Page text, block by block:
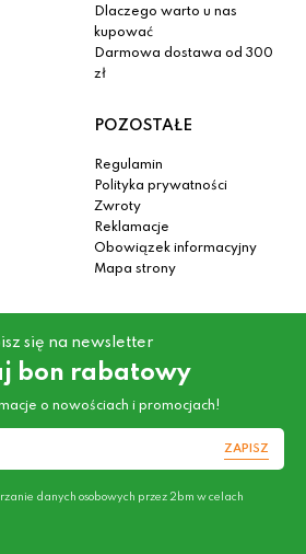
Dlaczego warto u nas
kupować
Darmowa dostawa od 300
zł
POZOSTAŁE
Regulamin
Polityka prywatności
Zwroty
Reklamacje
Obowiązek informacyjny
Mapa strony
się na newsletter
bon rabatowy
o nowościach i promocjach!
ZAPISZ
danych osobowych przez 2bm w celach